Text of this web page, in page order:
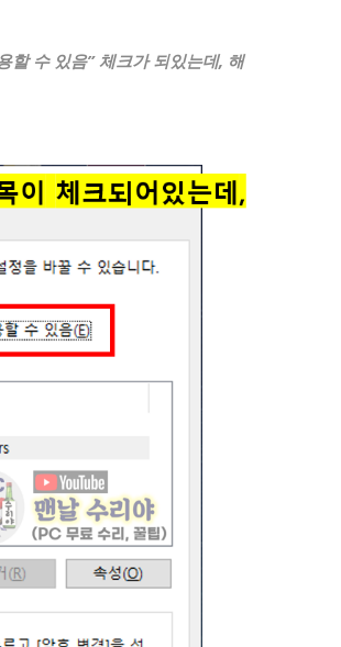
할 수 있음” 체크가 되있는데, 해